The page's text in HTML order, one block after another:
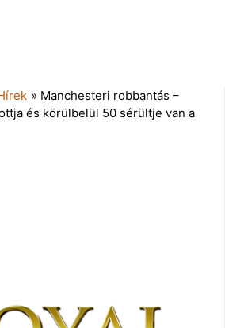
» Manchesteri robbantás –
és körülbelül 50 sérültje van a